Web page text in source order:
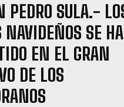
PEDRO SULA.-
NAVIDEÑOS SE
EN EL GRAN
DE LOS